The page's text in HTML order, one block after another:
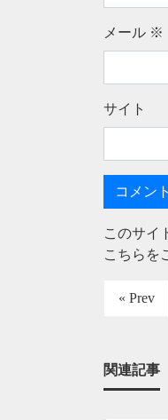
メール ※
サイト
このサイ
こちらを
« Prev
関連記事